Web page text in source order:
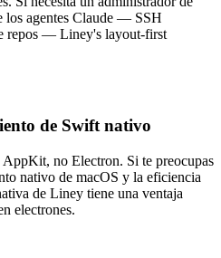
los agentes Claude — SSH
repos — Liney's layout-first
de Swift nativo
no Electron. Si te preocupas
nativo de macOS y la eficiencia
de Liney tiene una ventaja
electrones.